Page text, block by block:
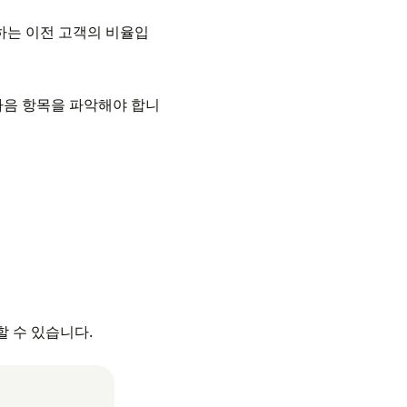
이전 고객의 비율입
항목을 파악해야 합니
수 있습니다.